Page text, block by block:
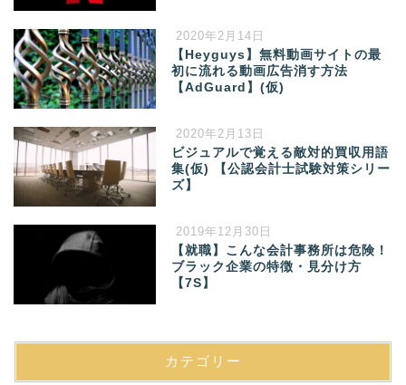
2020年2月14日
【Heyguys】無料動画サイトの最
初に流れる動画広告消す方法
【AdGuard】(仮)
2020年2月13日
ビジュアルで覚える敵対的買収用語
集(仮) 【公認会計士試験対策シリー
ズ】
2019年12月30日
【就職】こんな会計事務所は危険！
ブラック企業の特徴・見分け方
【7S】
カテゴリー